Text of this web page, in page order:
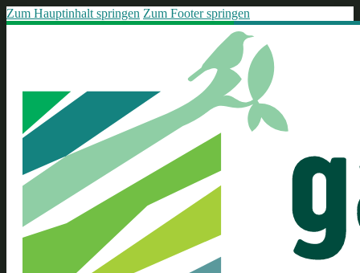
Zum Hauptinhalt springen Zum Footer springen